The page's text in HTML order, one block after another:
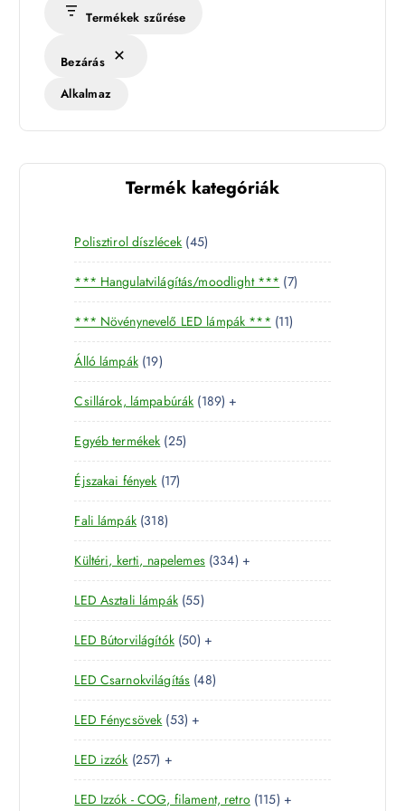
Termékek szűrése
Bezárás
Alkalmaz
Termék kategóriák
Polisztirol díszlécek 454
5
t
e
r
m
k
*** Hangulatvilágítás/moodlight *** 77
t
r
é
*** Növénynevelő LED lámpák *** 111
1
e
m
k
Álló lámpák 191
9
t
e
r
m
é
k
Csillárok, lámpabúrák 1891
8
t
r
é
k
+
Egyéb termékek 252
5
e
m
é
k
Éjszakai fények 171
7
e
r
m
é
k
Fali lámpák 3183
1
8
t
e
r
m
é
k
Kültéri, kerti, napelemes 3343
3
t
r
é
+
LED Asztali lámpák 555
5
t
e
r
m
k
LED Bútorvilágítók 505
0
t
e
r
m
k
+
LED Csarnokvilágítás 484
8
e
m
é
LED Fénycsövek 535
3
e
r
+
LED izzók 2572
5
7
+
LED Izzók - COG, filament, retro 1151 +